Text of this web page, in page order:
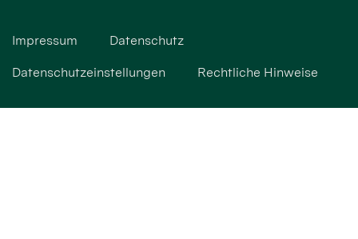
Impressum Datenschutz
Datenschutzeinstellungen Rechtliche Hinweise